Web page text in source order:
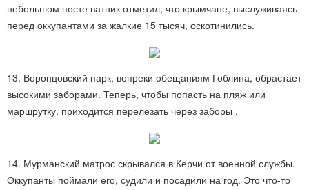
небольшом посте ватник отметил, что крымчане, выслуживаясь
перед оккупантами за жалкие 15 тысяч, оскотинились.
13. Воронцовский парк, вопреки обещаниям Гоблина, обрастает
высокими заборами. Теперь, чтобы попасть на пляж или
маршрутку, приходится перелезать через заборы .
14. Мурманский матрос скрывался в Керчи от военной службы.
Оккупанты поймали его, судили и посадили на год. Это что-то